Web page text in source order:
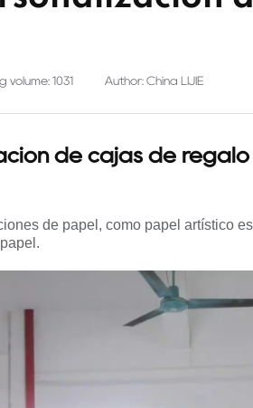
volume: 1031 Author: China LIJIE
de cajas de regalo
de papel, como papel artístico